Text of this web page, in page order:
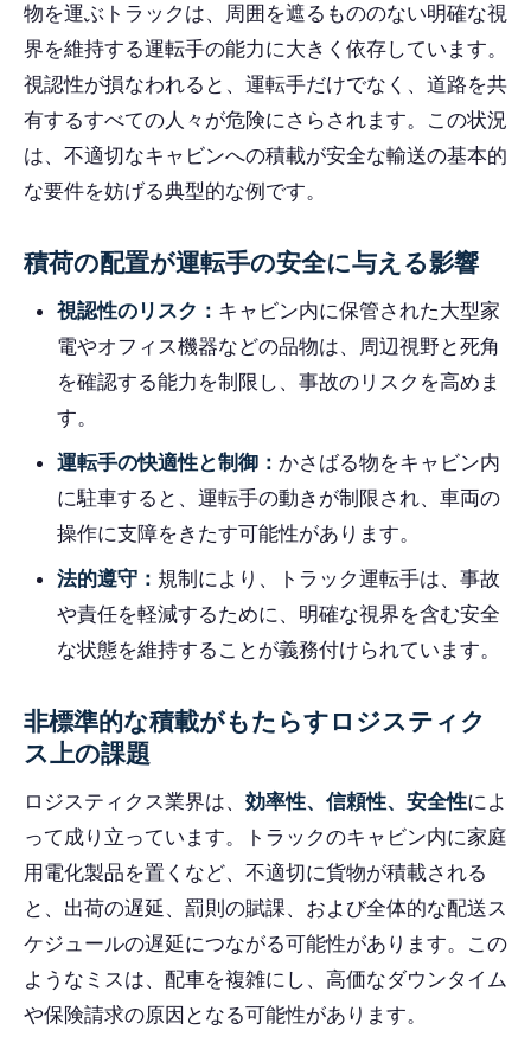
物を運ぶトラックは、周囲を遮るもののない明確な視
界を維持する運転手の能力に大きく依存しています。
視認性が損なわれると、運転手だけでなく、道路を共
有するすべての人々が危険にさらされます。この状況
は、不適切なキャビンへの積載が安全な輸送の基本的
な要件を妨げる典型的な例です。
積荷の配置が運転手の安全に与える影響
視認性のリスク： キャビン内に保管された大型家
電やオフィス機器などの品物は、周辺視野と死角
を確認する能力を制限し、事故のリスクを高めま
す。
運転手の快適性と制御： かさばる物をキャビン内
に駐車すると、運転手の動きが制限され、車両の
操作に支障をきたす可能性があります。
法的遵守： 規制により、トラック運転手は、事故
や責任を軽減するために、明確な視界を含む安全
な状態を維持することが義務付けられています。
非標準的な積載がもたらすロジスティク
ス上の課題
ロジスティクス業界は、 効率性、信頼性、安全性によ
って成り立っています。トラックのキャビン内に家庭
用電化製品を置くなど、不適切に貨物が積載される
と、出荷の遅延、罰則の賦課、および全体的な配送ス
ケジュールの遅延につながる可能性があります。この
ようなミスは、配車を複雑にし、高価なダウンタイム
や保険請求の原因となる可能性があります。